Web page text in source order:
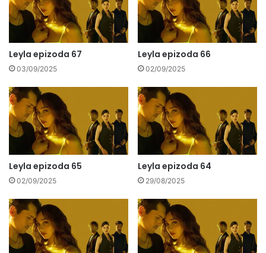
Leyla epizoda 67
03/09/2025
Leyla epizoda 66
02/09/2025
Leyla epizoda 65
02/09/2025
Leyla epizoda 64
29/08/2025